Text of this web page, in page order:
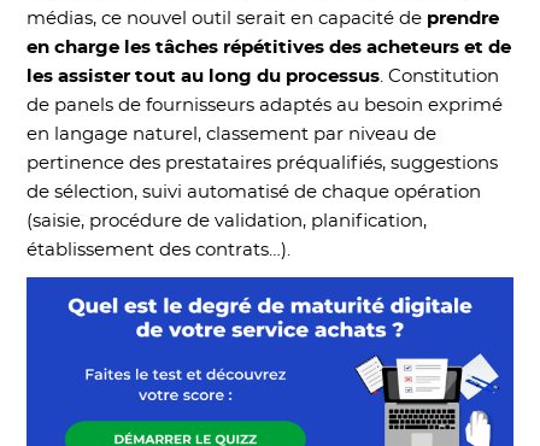
médias, ce nouvel outil serait en capacité de prendre
en charge les tâches répétitives des acheteurs et de
les assister tout au long du processus . Constitution
de panels de fournisseurs adaptés au besoin exprimé
en langage naturel, classement par niveau de
pertinence des prestataires préqualifiés, suggestions
de sélection, suivi automatisé de chaque opération
(saisie, procédure de validation, planification,
établissement des contrats…).